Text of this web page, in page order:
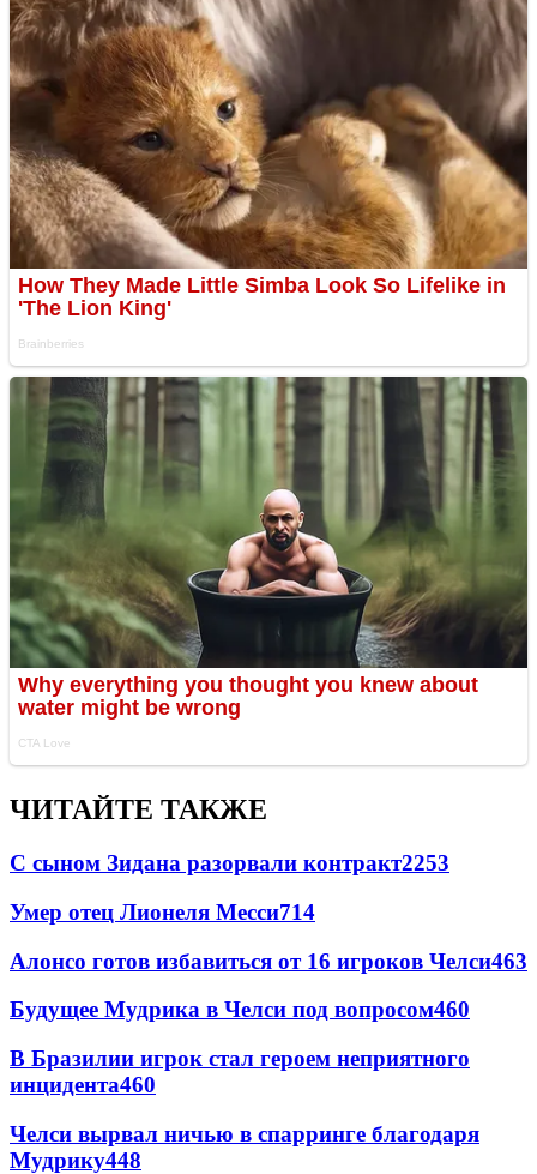
ЧИТАЙТЕ ТАКЖЕ
С сыном Зидана разорвали контракт2253
Умер отец Лионеля Месси714
Алонсо готов избавиться от 16 игроков Челси463
Будущее Мудрика в Челси под вопросом460
В Бразилии игрок стал героем неприятного
инцидента460
Челси вырвал ничью в спарринге благодаря
Мудрику448